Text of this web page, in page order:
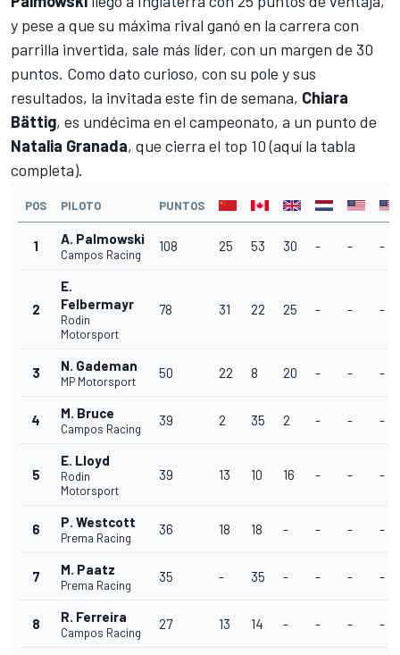
y pese a que su máxima rival ganó en la carrera con
parrilla invertida, sale más líder, con un margen de 30
puntos. Como dato curioso, con su pole y sus
resultados, la invitada este fin de semana, Chiara
Bättig, es undécima en el campeonato, a un punto de
Natalia Granada, que cierra el top 10 (aquí la tabla
completa).
POS PILOTO PUNTOS
1 A. Palmowski
Campos Racing
108 25 53 30 - - -
2
E.
Felbermayr
Rodin
Motorsport
78 31 22 25 - - -
3 N. Gademan
MP Motorsport
50 22 8 20 - - -
4 M. Bruce
Campos Racing
39 2 35 2 - - -
5
E. Lloyd
Rodin
Motorsport
39 13 10 16 - - -
6 P. Westcott
Prema Racing
36 18 18 - - - -
7 M. Paatz
Prema Racing
35 - 35 - - - -
8 R. Ferreira
Campos Racing
27 13 14 - - - -